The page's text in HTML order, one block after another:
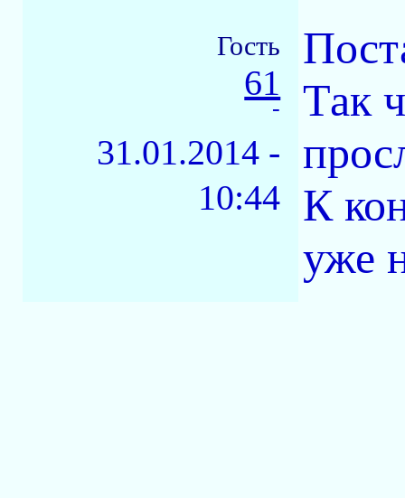
Гость
61
-
31.01.2014 -
10:44
Так
К
уже